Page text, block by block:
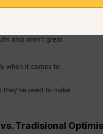
Tradisional